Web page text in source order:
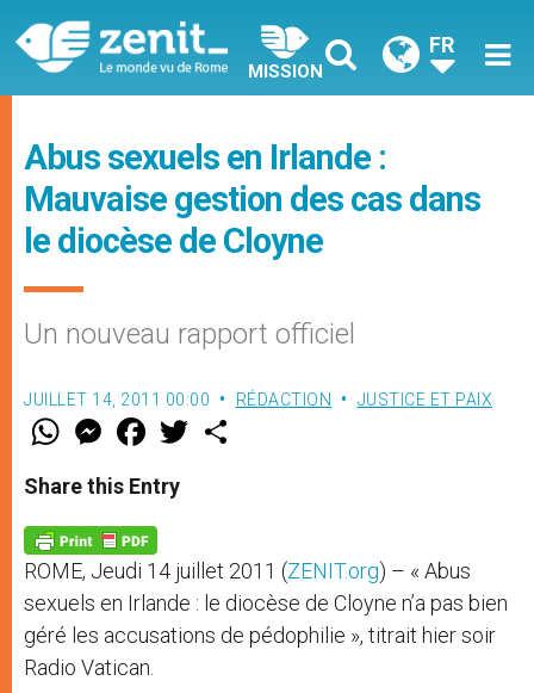
MISSION
FR
Abus sexuels en Irlande :
Mauvaise gestion des cas dans
le diocèse de Cloyne
Un nouveau rapport officiel
JUILLET 14, 2011 00:00 RÉDACTION JUSTICE ET PAIX
W
t
s
p
p
M
e
s
e
g
e
r
F
a
e
b
o
k
w
Share this Entry
ROME, Jeudi 14 juillet 2011 (ZENIT.org) – « Abus
sexuels en Irlande : le diocèse de Cloyne n’a pas bien
géré les accusations de pédophilie », titrait hier soir
Radio Vatican.